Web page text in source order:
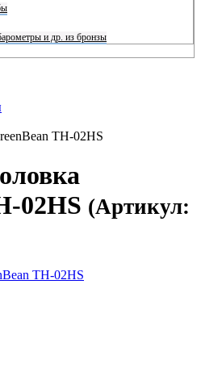
и др. из бронзы
TH-02HS
02HS (Артикул: